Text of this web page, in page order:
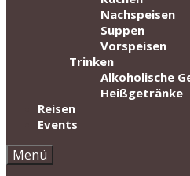
Nachspeisen
Suppen
Vorspeisen
Trinken
Alkoholische
Heißgetränke
Reisen
Events
Menü